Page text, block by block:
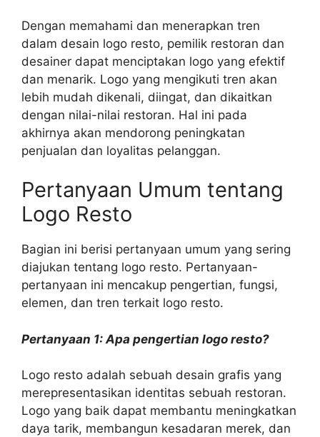
Dengan memahami dan menerapkan tren
dalam desain logo resto, pemilik restoran dan
desainer dapat menciptakan logo yang efektif
dan menarik. Logo yang mengikuti tren akan
lebih mudah dikenali, diingat, dan dikaitkan
dengan nilai-nilai restoran. Hal ini pada
akhirnya akan mendorong peningkatan
penjualan dan loyalitas pelanggan.
Pertanyaan Umum tentang
Logo Resto
Bagian ini berisi pertanyaan umum yang sering
diajukan tentang logo resto. Pertanyaan-
pertanyaan ini mencakup pengertian, fungsi,
elemen, dan tren terkait logo resto.
Pertanyaan 1: Apa pengertian logo resto?
Logo resto adalah sebuah desain grafis yang
merepresentasikan identitas sebuah restoran.
Logo yang baik dapat membantu meningkatkan
daya tarik, membangun kesadaran merek, dan